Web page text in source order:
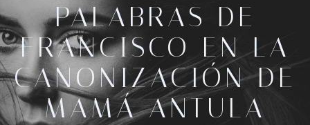
PALABRAS DE
FRANCISCO EN LA
CANONIZACIÓN DE
MAMÁ ANTULA